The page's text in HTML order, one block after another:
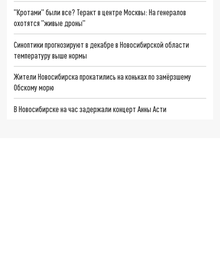
"Кротами" были все? Теракт в центре Москвы: На генералов
охотятся "живые дроны"
Синоптики прогнозируют в декабре в Новосибирской области
температуру выше нормы
Жители Новосибирска прокатились на коньках по замёрзшему
Обскому морю
В Новосибирске на час задержали концерт Анны Асти